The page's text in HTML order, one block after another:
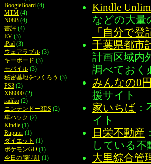
Kindle
などの大量
「自分で
千葉県都市
計画区域内
調べておく
みんなの0
援サイト
家いちば
イト
日栄不動産
している不
大里綜合管
BoogieBoard (4)
MTM (4)
N08B (4)
書評 (4)
EV (3)
iPad (3)
ウェアラブル (3)
キーボード (3)
モバイル (3)
秘密基地をつくろう (3)
PS3 (2)
X68000 (2)
radiko (2)
ニンテンドー3DS (2)
車ハック (2)
Kindle (1)
Ruputer (1)
ダイエット (1)
ポケモンGO (1)
今日の腕時計 (1)